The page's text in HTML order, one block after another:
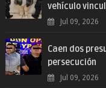
vehículo
Jul 09, 2026
Caen dos
persecución
Jul 09, 2026